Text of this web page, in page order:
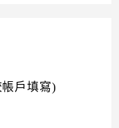
戶填寫)